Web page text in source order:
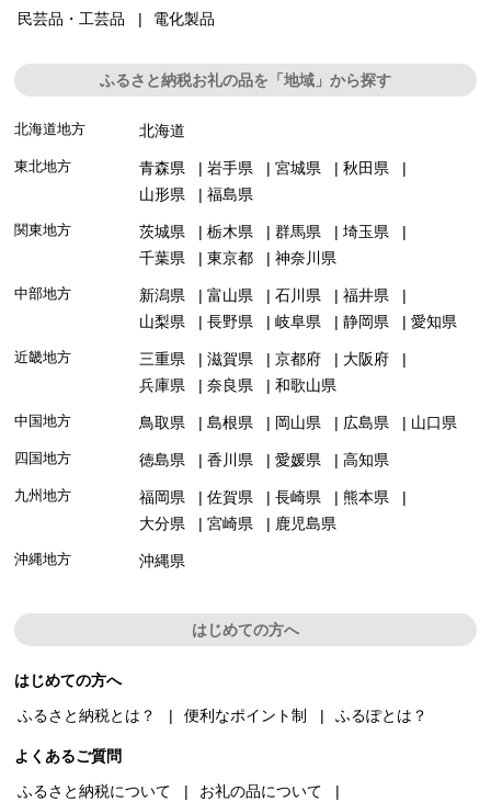
民芸品・工芸品
電化製品
ふるさと納税お礼の品を「地域」から探す
北海道地方 北海道
東北地方 青森県 岩手県 宮城県
秋田県
山形県
福島県
関東地方 茨城県 栃木県 群馬県
埼玉県
千葉県
東京都 神奈川県
中部地方 新潟県 富山県 石川県
福井県
山梨県
長野県 岐阜県 静岡県 愛知県
近畿地方 三重県 滋賀県 京都府
大阪府
兵庫県
奈良県 和歌山県
中国地方 鳥取県 島根県 岡山県 広島県 山口県
四国地方 徳島県 香川県 愛媛県 高知県
九州地方 福岡県 佐賀県 長崎県
熊本県
大分県
宮崎県 鹿児島県
沖縄地方 沖縄県
はじめての方へ
はじめての方へ
ふるさと納税とは？
便利なポイント制 ふるぽとは？
よくあるご質問
ふるさと納税について
お礼の品について